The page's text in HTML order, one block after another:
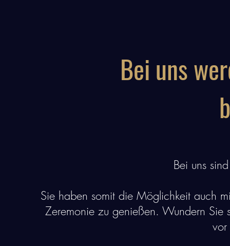
Bei uns
Bei uns
Sie haben somit die Möglichkeit auch
Zeremonie zu genießen. Wundern Sie
vor